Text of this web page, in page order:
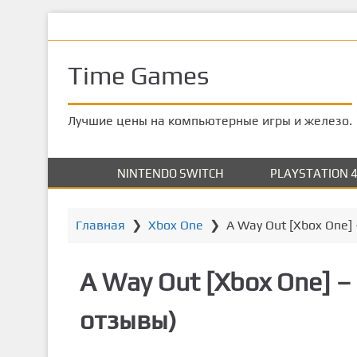
е
к
с
Dead Island 2:
Time Games
Лучшие цены на компьютерные игры и железо.
NINTENDO SWITCH PLAYSTATION 4
Главная ❯ Xbox One ❯ A Way Out [Xbox
A Way Out [Xbox One]
отзывы)